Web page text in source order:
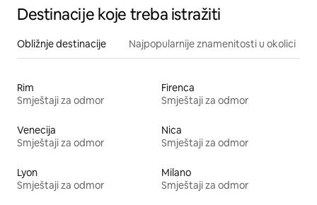
Destinacije koje treba istražiti
Obližnje destinacije Najpopularnije znamenitosti u okolici
Rim
Smještaji za odmor
Firenca
Smještaji za odmor
Venecija
Smještaji za odmor
Nica
Smještaji za odmor
Lyon
Smještaji za odmor
Milano
Smještaji za odmor